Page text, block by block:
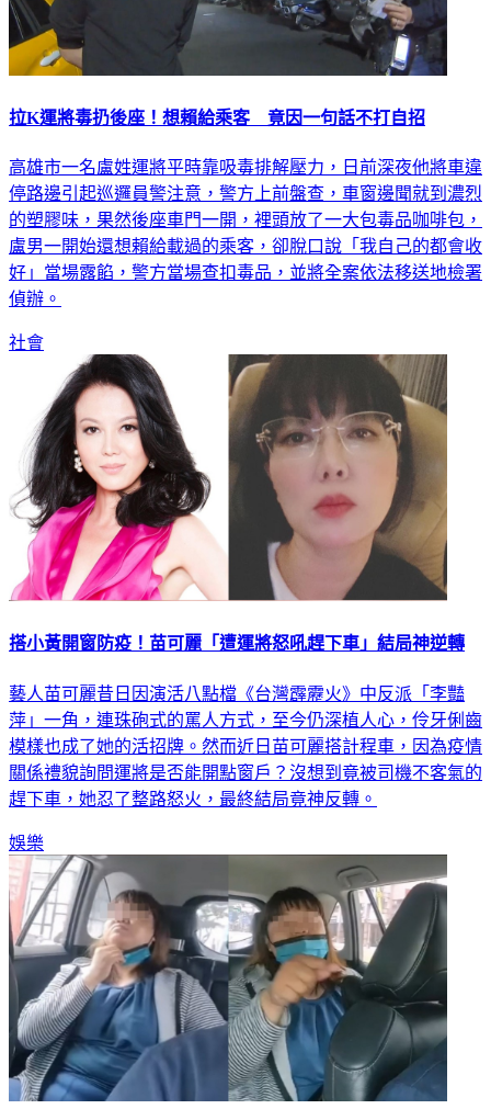
拉K運將毒扔後座！想賴給乘客 竟因一句話不打自招
高雄市一名盧姓運將平時靠吸毒排解壓力，日前深夜他將車違
停路邊引起巡邏員警注意，警方上前盤查，車窗邊聞就到濃烈
的塑膠味，果然後座車門一開，裡頭放了一大包毒品咖啡包，
盧男一開始還想賴給載過的乘客，卻脫口說「我自己的都會收
好」當場露餡，警方當場查扣毒品，並將全案依法移送地檢署
偵辦。
社會
搭小黃開窗防疫！苗可麗「遭運將怒吼趕下車」結局神逆轉
藝人苗可麗昔日因演活八點檔《台灣霹靂火》中反派「李豔
萍」一角，連珠砲式的罵人方式，至今仍深植人心，伶牙俐齒
模樣也成了她的活招牌。然而近日苗可麗搭計程車，因為疫情
關係禮貌詢問運將是否能開點窗戶？沒想到竟被司機不客氣的
趕下車，她忍了整路怒火，最終結局竟神反轉。
娛樂